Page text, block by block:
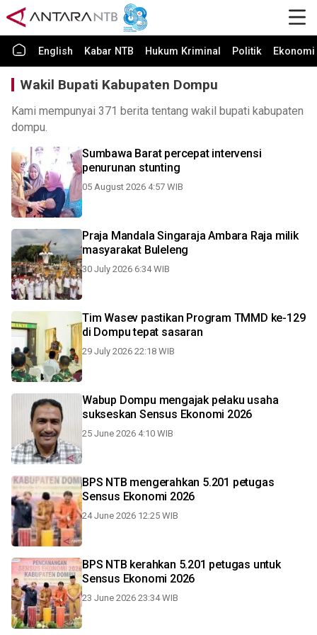
English Kabar NTB Hukum Kriminal Politik
Wakil Bupati Kabupaten Dompu
Kami mempunyai 371 berita tentang wakil bupati kabupaten
dompu.
Sumbawa Barat percepat intervensi
penurunan stunting
05 August 2026 4:57 WIB
Praja Mandala Singaraja Ambara Raja milik
masyarakat Buleleng
30 July 2026 6:34 WIB
Tim Wasev pastikan Program TMMD ke-129
di Dompu tepat sasaran
29 July 2026 22:18 WIB
Wabup Dompu mengajak pelaku usaha
sukseskan Sensus Ekonomi 2026
25 June 2026 4:10 WIB
BPS NTB mengerahkan 5.201 petugas
Sensus Ekonomi 2026
24 June 2026 12:25 WIB
BPS NTB kerahkan 5.201 petugas untuk
Sensus Ekonomi 2026
23 June 2026 23:34 WIB